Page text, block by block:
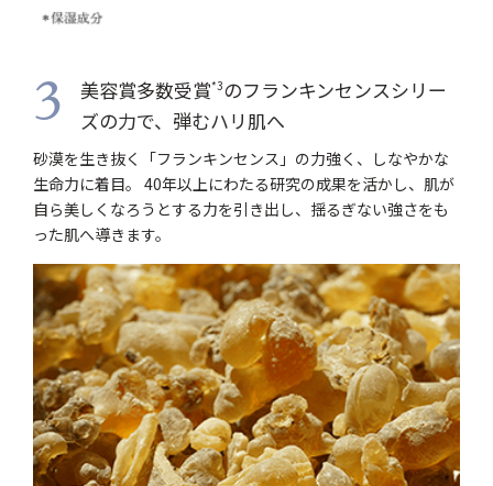
3 美容賞多数受賞*3のフランキンセンスシリー
ズの力で、弾むハリ肌へ
砂漠を生き抜く「フランキンセンス」の力強く、しなやかな
生命力に着目。 40年以上にわたる研究の成果を活かし、肌が
自ら美しくなろうとする力を引き出し、揺るぎない強さをも
った肌へ導きます。